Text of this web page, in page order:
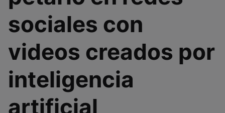
sociales con
videos creados por
inteligencia
artificial